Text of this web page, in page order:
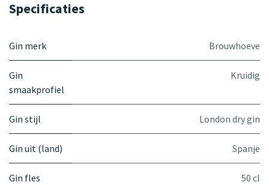
Specificaties
Gin merk Brouwhoeve
Gin
smaakprofiel
Kruidig
Gin stijl London dry gin
Gin uit (land) Spanje
Gin fles
50 cl